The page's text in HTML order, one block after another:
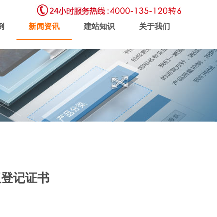
新闻资讯 建站知识 关于我们
虚拟主机 企业邮局 软件开发
记证书